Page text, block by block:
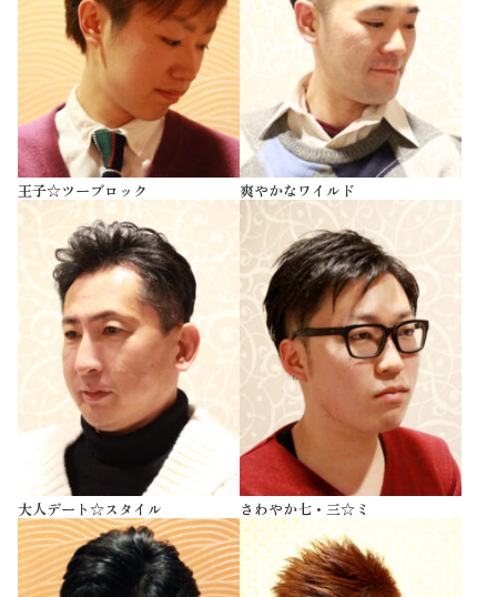
王子☆ツーブロック 爽やかなワイルド
大人デート☆スタイル さわやか七・三☆ミ